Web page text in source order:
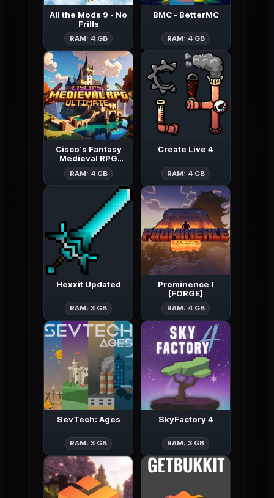
All the Mods 9 - No
Frills
RAM: 4 GB All the Mods 9 - No Frills
BMC - BetterMC
RAM: 4 GB BMC -
Cisco's Fantasy
Medieval RPG
[Ultimate]
RAM: 4 GB Cisco's Fantasy Medieval RPG
Create Live 4
RAM: 4 GB Create Live 4
Hexxit Updated
RAM: 3 GB Hexxit Updated
Prominence I
[FORGE]
RAM: 4 GB Prominence I
SevTech: Ages
RAM: 3 GB SevTech: Ages
SkyFactory 4
RAM: 3 GB SkyFactory 4